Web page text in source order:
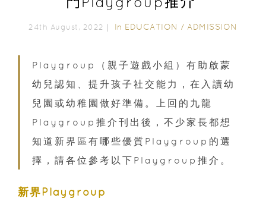
24th August, 2022｜ In EDUCATION / ADMISSION
Playgroup（親子遊戲小組）有助啟蒙
幼兒認知、提升孩子社交能力，在入讀幼
兒園或幼稚園做好準備。上回的九龍
Playgroup推介刊出後，不少家長都想
知道新界區有哪些優質Playgroup的選
擇，請各位參考以下Playgroup推介。
新界Playgroup